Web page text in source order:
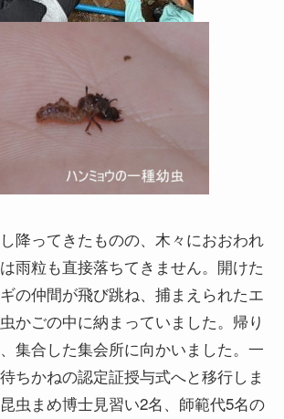
降ってきたものの、木々におおわれ
雨粒も直接落ちてきません。開けた
の仲間が飛び跳ね、捕まえられたエ
かごの中に納まっていました。帰り
集合した集会所に向かいました。一
ちかねの認定証授与式へと移行しま
虫まめ博士見習い2名、師範代5名の